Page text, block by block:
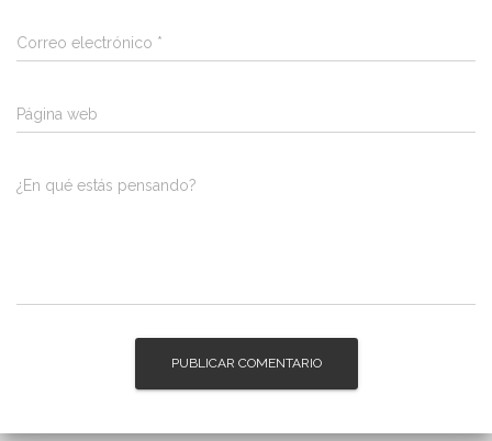
Correo electrónico *
Página web
¿En qué estás pensando?